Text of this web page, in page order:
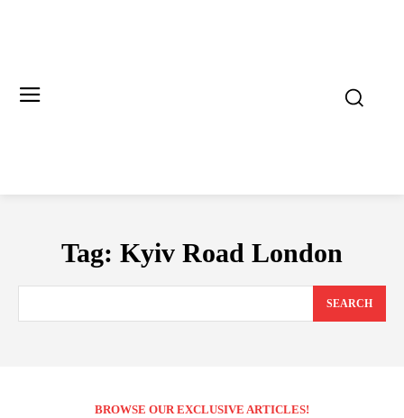
Tag: Kyiv Road London
SEARCH
BROWSE OUR EXCLUSIVE ARTICLES!